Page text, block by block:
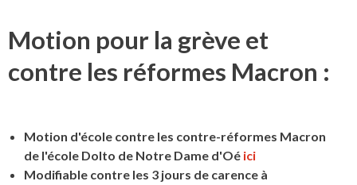
Motion pour la grève et
contre les réformes Macron :
Motion d'école contre les contre-réformes Macron
de l'école Dolto de Notre Dame d'Oé ici
Modifiable contre les 3 jours de carence à